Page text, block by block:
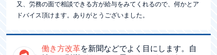
又、労務の面で相談できる方が給与をみてくれるので、何かとア
ドバイス頂けます。ありがとうございました。
働き方改革を新聞などでよく目にします。 自